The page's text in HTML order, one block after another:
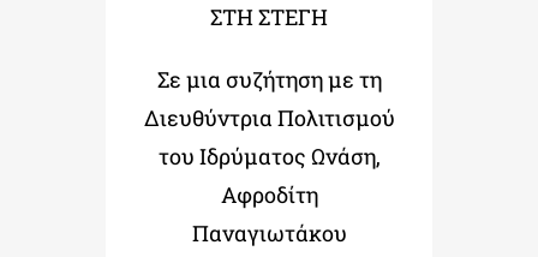
ΣΤΗ ΣΤΕΓΗ
Σε μια συζήτηση με τη
Διευθύντρια Πολιτισμού
του Ιδρύματος Ωνάση,
Αφροδίτη
Παναγιωτάκου